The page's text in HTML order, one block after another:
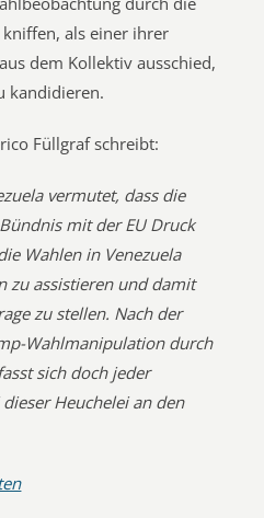
als einer ihrer
dem Kollektiv ausschied,
kandidieren.
Füllgraf schreibt:
vermutet, dass die
mit der EU Druck
Wahlen in Venezuela
zu assistieren und damit
zu stellen. Nach der
Wahlmanipulation durch
sich doch jeder
Heuchelei an den